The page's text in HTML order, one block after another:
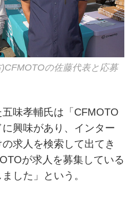
の佐藤代表と応募
味孝輔氏は「CFMOTO
興味があり、インター
求人を検索して出てき
が求人を募集している
した」という。